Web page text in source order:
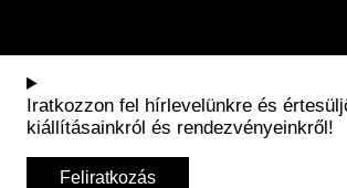
Iratkozzon fel hírlevelünkre és
kiállításainkról és rendezvényeinkről!
Feliratkozás